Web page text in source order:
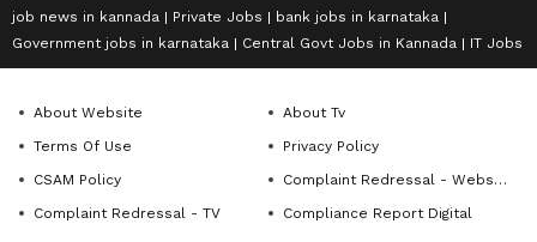
job news in kannada Private Jobs
bank jobs in karnataka
Government jobs in karnataka
Central Govt Jobs in Kannada IT Jobs
About Website
About Tv
Terms Of Use
Privacy Policy
CSAM Policy
Complaint Redressal - Website
Complaint Redressal - TV
Compliance Report Digital